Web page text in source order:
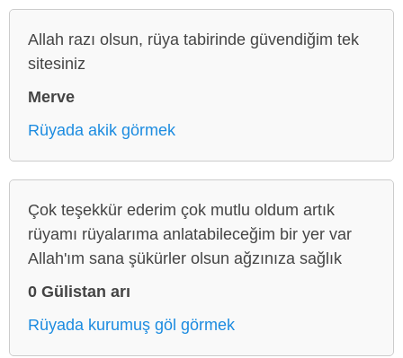
Allah razı olsun, rüya tabirinde güvendiğim tek
sitesiniz
Merve
Rüyada akik görmek
Çok teşekkür ederim çok mutlu oldum artık
rüyamı rüyalarıma anlatabileceğim bir yer var
Allah'ım sana şükürler olsun ağzınıza sağlık
0 Gülistan arı
Rüyada kurumuş göl görmek